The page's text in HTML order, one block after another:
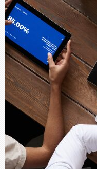
ードを切り
ることなく
うにします
密度なスキ